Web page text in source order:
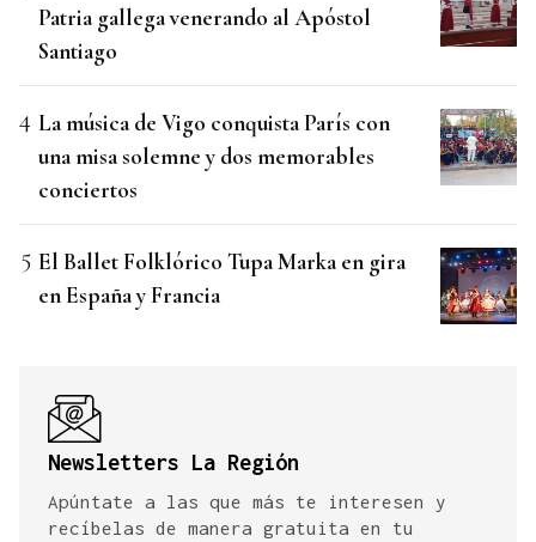
Patria gallega venerando al Apóstol
Santiago
La música de Vigo conquista París con
una misa solemne y dos memorables
conciertos
El Ballet Folklórico Tupa Marka en gira
en España y Francia
Newsletters La Región
Apúntate a las que más te interesen y
recíbelas de manera gratuita en tu